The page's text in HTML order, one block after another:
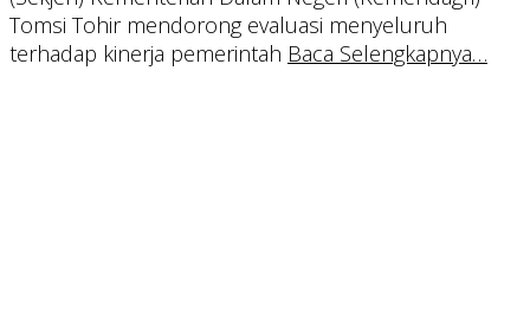
Tomsi Tohir mendorong evaluasi menyeluruh
terhadap kinerja pemerintah Baca Selengkapnya…